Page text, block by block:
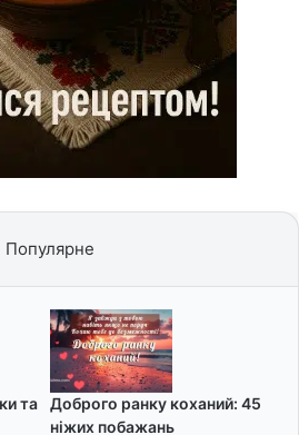
Популярне
та
Доброго ранку коханий: 45
ніжих побажань